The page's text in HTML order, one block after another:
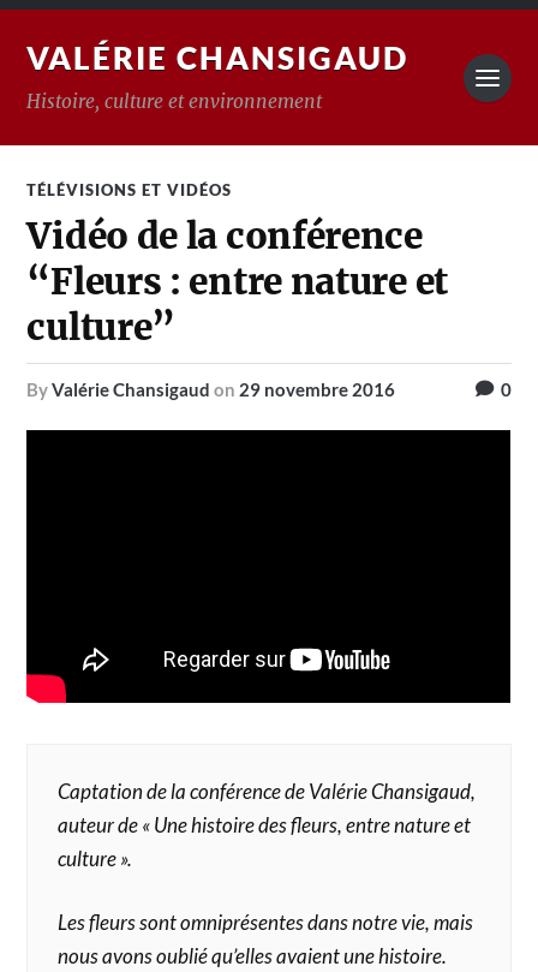
VALÉRIE CHANSIGAUD
Histoire, culture et environnement
TÉLÉVISIONS ET VIDÉOS
Vidéo de la conférence
“Fleurs : entre nature et
culture”
byValérie Chansigaud on 29 novembre 2016 0
Captation de la conférence de Valérie Chansigaud,
auteur de « Une histoire des fleurs, entre nature et
culture ».
Les fleurs sont omniprésentes dans notre vie, mais
nous avons oublié qu’elles avaient une histoire.